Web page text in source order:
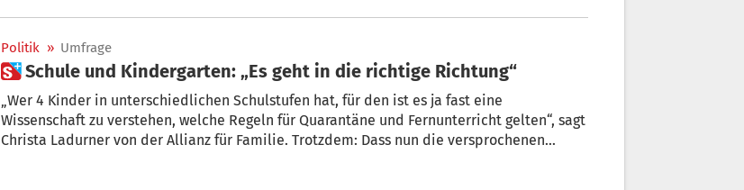
Politik » Umfrage
 Schule und Kindergarten: „Es geht in die richtige Richtung“
„Wer 4 Kinder in unterschiedlichen Schulstufen hat, für den ist es ja fast eine
Wissenschaft zu verstehen, welche Regeln für Quarantäne und Fernunterricht gelten“, sagt
Christa Ladurner von der Allianz für Familie. Trotzdem: Dass nun die versprochenen